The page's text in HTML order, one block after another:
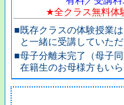
★全クラス無料
■既存クラスの体験授業は
と一緒に受講していただ
■母子分離未完了（母子
在籍生のお母様方もいら